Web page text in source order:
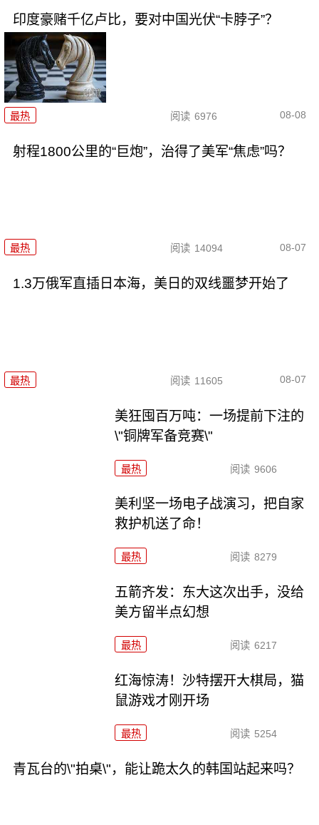
印度豪赌千亿卢比，要对中国光伏“卡脖子”？
最热 阅读 6976 08-08
射程1800公里的“巨炮”，治得了美军“焦虑”吗？
最热 阅读 14094 08-07
1.3万俄军直插日本海，美日的双线噩梦开始了
最热 阅读 11605 08-07
美狂囤百万吨：一场提前下注的
\"铜牌军备竞赛\"
最热 阅读 9606
美利坚一场电子战演习，把自家
救护机送了命！
最热 阅读 8279
五箭齐发：东大这次出手，没给
美方留半点幻想
最热 阅读 6217
红海惊涛！沙特摆开大棋局，猫
鼠游戏才刚开场
最热 阅读 5254
青瓦台的\"拍桌\"，能让跪太久的韩国站起来吗？